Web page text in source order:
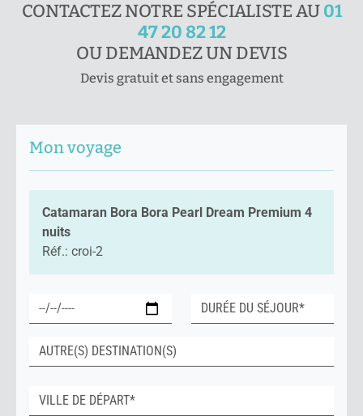
CONTACTEZ NOTRE SPÉCIALISTE AU01
47 20 82 12
OU DEMANDEZ UN DEVIS
Devis gratuit et sans engagement
Mon voyage
Catamaran Bora Bora Pearl Dream Premium 4
nuits
Réf.: croi-2